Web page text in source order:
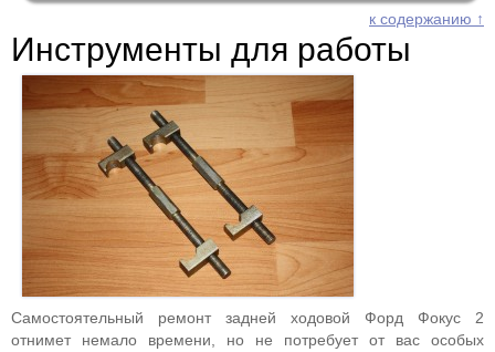
к содержанию ↑
Инструменты для работы
Самостоятельный ремонт задней ходовой Форд Фокус 2
отнимет немало времени, но не потребует от вас особых